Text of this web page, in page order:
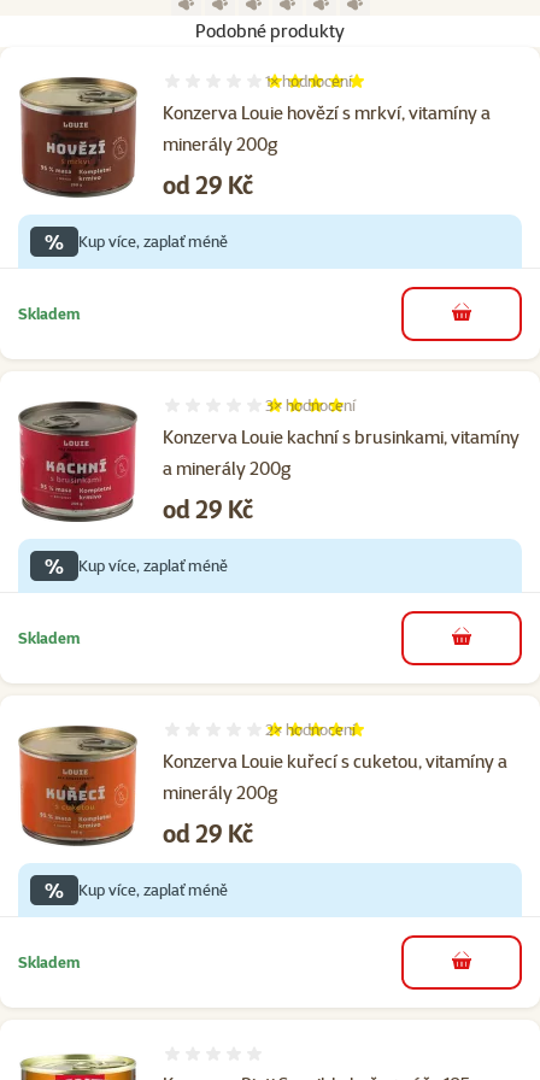
Podobné produkty
Konzerva Louie hovězí s mrkví, vitamíny a
minerály 200g
Hodnocení 100%, počet hodnocení: 1
1×hodnocení
Cena
od 29 Kč
% Kup více, zaplať méně
Skladem do košíku
Konzerva Louie kachní s brusinkami, vitamíny
a minerály 200g
Hodnocení 80%, počet hodnocení: 3
3× hodnocení
Cena
od 29 Kč
% Kup více, zaplať méně
Skladem do košíku
Konzerva Louie kuřecí s cuketou, vitamíny a
minerály 200g
Hodnocení 100%, počet hodnocení: 2
2× hodnocení
Cena
od 29 Kč
% Kup více, zaplať méně
Skladem do košíku